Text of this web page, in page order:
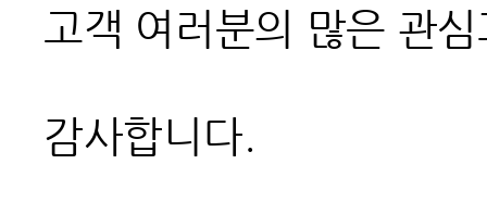
고객 여러분의 많은 관
감사합니다.